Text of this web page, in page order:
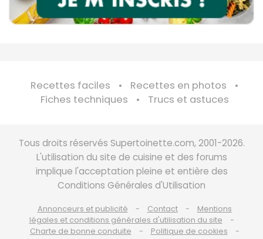
Recettes faciles
Recettes en photos
Fiches techniques
Trucs et astuces
Tous droits réservés Supertoinette.com, 2001-2026.
L'utilisation du site de cuisine et des forums
implique l'acceptation pleine et entière des
Conditions Générales d'Utilisation
Annonceurs et publicité Contact
Mentions
légales et conditions générales d'utilisation du site
Charte de bonne conduite
Politique de cookies